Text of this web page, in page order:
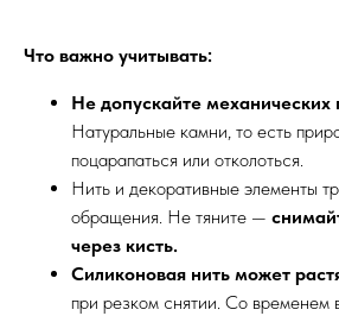
Что важно учитывать:
Не допускайте
Натуральные камни, то есть
поцарапаться или отколоться.
Нить и декоративные элементы
обращения. Не тяните —
через кисть.
Силиконовая нить может
при резком снятии. Со временем